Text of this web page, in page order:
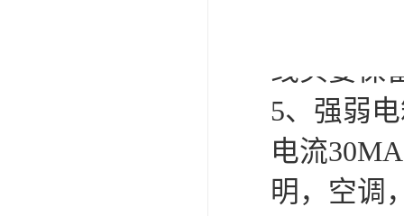
线头要保
5、强弱
电流
明，空调